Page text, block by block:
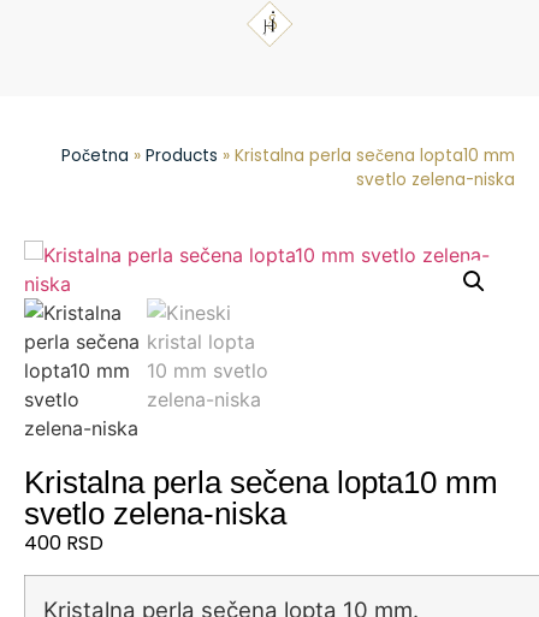
Početna » Products » Kristalna perla sečena lopta10 mm
svetlo zelena-niska
Kristalna perla sečena lopta10 mm
svetlo zelena-niska
400 RSD
Kristalna perla sečena lopta 10 mm.